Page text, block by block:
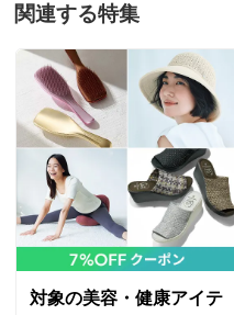
関連する特集
対象の美容・健康アイテ